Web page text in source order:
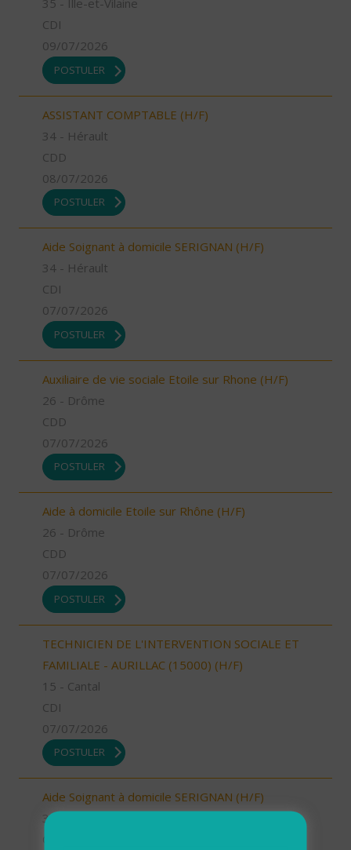
35 - Ille-et-Vilaine
CDI
09/07/2026
POSTULER
ASSISTANT COMPTABLE (H/F)
34 - Hérault
CDD
08/07/2026
POSTULER
Aide Soignant à domicile SERIGNAN (H/F)
34 - Hérault
CDI
07/07/2026
POSTULER
Auxiliaire de vie sociale Etoile sur Rhone (H/F)
26 - Drôme
CDD
07/07/2026
POSTULER
Aide à domicile Etoile sur Rhône (H/F)
26 - Drôme
CDD
07/07/2026
POSTULER
TECHNICIEN DE L'INTERVENTION SOCIALE ET
FAMILIALE - AURILLAC (15000) (H/F)
15 - Cantal
CDI
07/07/2026
POSTULER
Aide Soignant à domicile SERIGNAN (H/F)
34 - Hérault